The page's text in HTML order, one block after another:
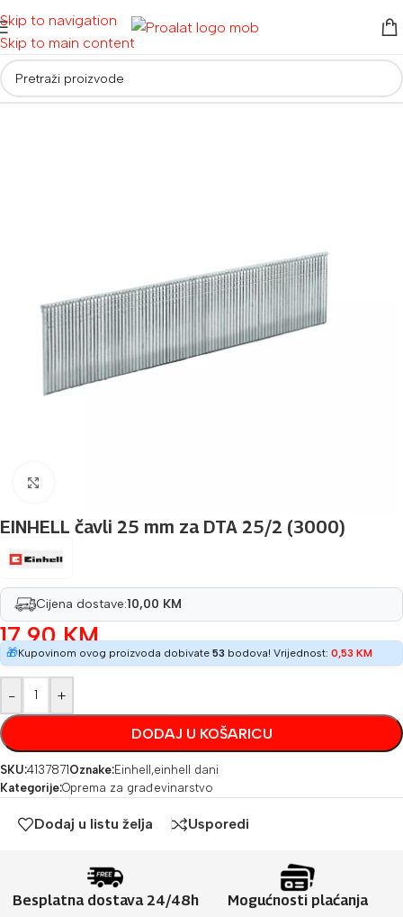
Skip to navigation
Skip to main content
Početna/ Ručni alati i oprema
EINHELL čavli 25 mm za DTA 25/2 (3000)
Cijena dostave:10,00 KM
17,90KM
🎁Kupovinom ovog proizvoda dobivate 53 bodova! Vrijednost: 0,53 KM
- +
DODAJ U KOŠARICU
SKU:4137871 Oznake:Einhell ,einhell dani
Kategorije:Oprema za građevinarstvo
Dodaj u listu želja Usporedi
Besplatna dostava 24/48h Mogućnosti plaćanja